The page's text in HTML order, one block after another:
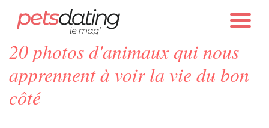
Chien
PETS DATING ACTUALITÉS TOPS
20 photos d'animaux qui nous
apprennent à voir la vie du bon
côté